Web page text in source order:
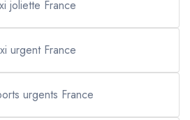
joliette France
urgent France
urgents France